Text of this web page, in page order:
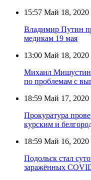
15:57 Май 18, 2020
Владимир Путин
медикам 19 мая
13:00 Май 18, 2020
Михаил Мишустин
по проблемам с
18:59 Май 17, 2020
Прокуратура
курским и
18:59 Май 16, 2020
Подольск стал
заражённых